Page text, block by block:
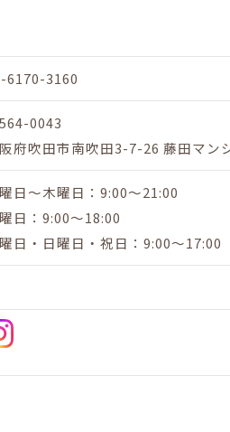
6170-3160
0043
府吹田市南吹田3-7-26 藤田マン
日～木曜日：9:00～21:00
日：9:00～18:00
日・日曜日・祝日：9:00～17:00